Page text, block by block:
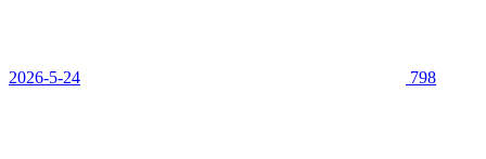
2026-5-24 798